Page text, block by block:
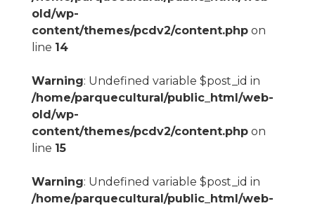
old/wp-
content/themes/pcdv2/content.phpon
line 14
Warning: Undefined variable $post_id in
/home/parquecultural/public_html/web-
old/wp-
content/themes/pcdv2/content.phpon
line 15
Warning: Undefined variable $post_id in
/home/parquecultural/public_html/web-